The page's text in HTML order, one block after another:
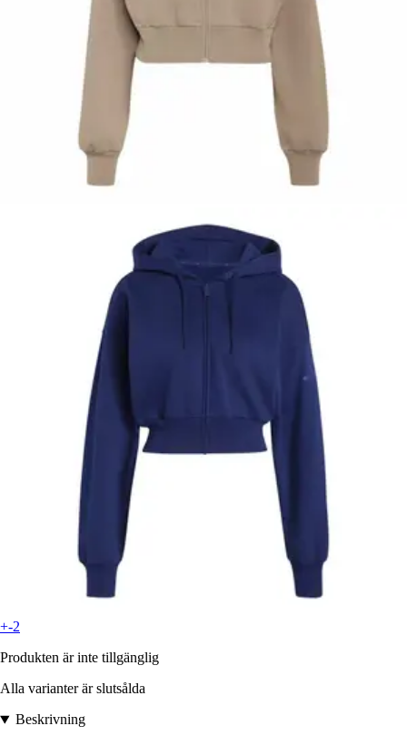
+-2
Produkten är inte tillgänglig
Alla varianter är slutsålda
Beskrivning